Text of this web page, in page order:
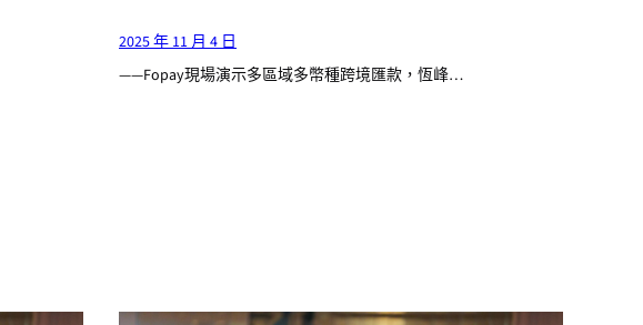
2025 年 11 月 4 日
——Fopay現場演示多區域多幣種跨境匯款，恆峰…